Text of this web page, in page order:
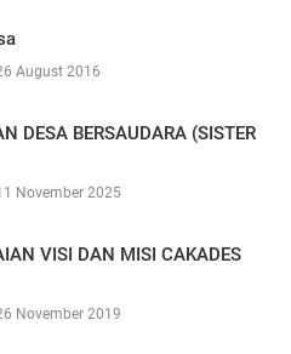
August 2016
DESA BERSAUDARA (SISTER
November 2025
VISI DAN MISI CAKADES
November 2019